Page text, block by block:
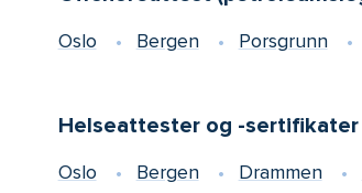
Oslo Bergen Porsgrunn
Helseattester og -
Oslo Bergen Drammen